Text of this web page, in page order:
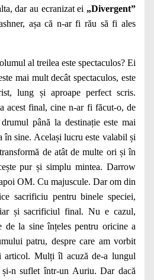
dar au ecranizat ei „Divergent”
așa că n-ar fi rău să fi ales
al treilea este spectaculos? Ei
mai mult decât spectaculos, este
lung și aproape perfect scris.
acest final, cine n-ar fi făcut-o, de
până la destinație este mai
în sine. Același lucru este valabil și
de atât de multe ori și în
pur și simplu mintea. Darrow
OM. Cu majuscule. Dar om din
sacrificiu pentru binele speciei,
și sacrificiul final. Nu e cazul,
de la sine înțeles pentru oricine a
patru, despre care am vorbit
articol. Mulți îl acuză de-a lungul
n suflet într-un Auriu. Dar dacă